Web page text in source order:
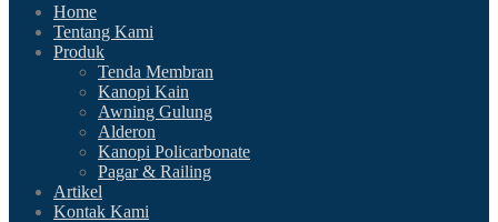
Home
Tentang Kami
Produk
Tenda Membran
Kanopi Kain
Awning Gulung
Alderon
Kanopi Policarbonate
Pagar & Railing
Artikel
Kontak Kami